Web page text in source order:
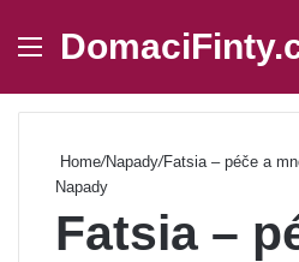
Menu
Home/Napady/Fatsia – péče a
Napady
Fatsia –